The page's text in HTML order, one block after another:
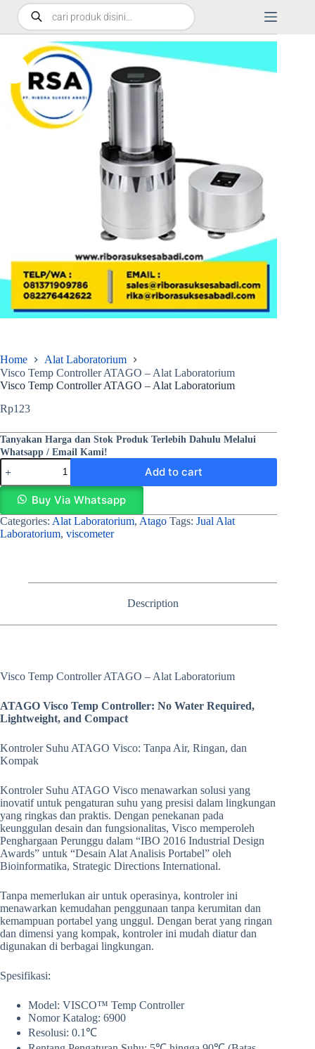
Home
Alat Laboratorium
Visco Temp Controller ATAGO – Alat Laboratorium
Visco Temp Controller ATAGO – Alat Laboratorium
Rp123
Tanyakan Harga dan Stok Produk Terlebih Dahulu Melalui
Whatsapp / Email Kami!
Add to cart
Buy Via Whatsapp
Categories: Alat Laboratorium, Atago Tags: Jual Alat
Laboratorium, viscometer
Description
Visco Temp Controller ATAGO – Alat Laboratorium
ATAGO Visco Temp Controller: No Water Required,
Lightweight, and Compact
Kontroler Suhu ATAGO Visco: Tanpa Air, Ringan, dan
Kompak
Kontroler Suhu ATAGO Visco menawarkan solusi yang
inovatif untuk pengaturan suhu yang presisi dalam lingkungan
yang ringkas dan praktis. Dengan penekanan pada
keunggulan desain dan fungsionalitas, Visco memperoleh
Penghargaan Perunggu dalam “IBO 2016 Industrial Design
Awards” untuk “Desain Alat Analisis Portabel” oleh
Bioinformatika, Strategic Directions International.
Tanpa memerlukan air untuk operasinya, kontroler ini
menawarkan kemudahan penggunaan tanpa kerumitan dan
kemampuan portabel yang unggul. Dengan berat yang ringan
dan dimensi yang kompak, kontroler ini mudah diatur dan
digunakan di berbagai lingkungan.
Spesifikasi:
Model: VISCO™ Temp Controller
Nomor Katalog: 6900
Resolusi: 0.1℃